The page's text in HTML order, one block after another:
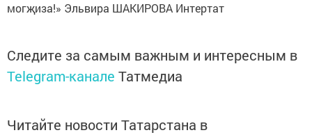
могҗиза!» Эльвира ШАКИРОВА Интертат
Следите за самым важным и интересным в
Telegram-канале Татмедиа
Читайте новости Татарстана в